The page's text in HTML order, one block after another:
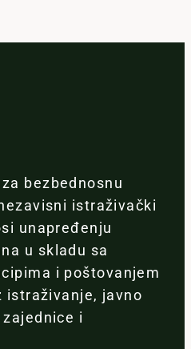
bezbednosnu
istraživački
unapređenju
u skladu sa
i poštovanjem
istraživanje, javno
i